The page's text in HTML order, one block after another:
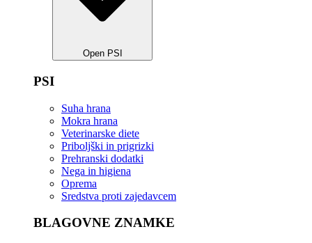
Open PSI
PSI
Suha hrana
Mokra hrana
Veterinarske diete
Priboljški in prigrizki
Prehranski dodatki
Nega in higiena
Oprema
Sredstva proti zajedavcem
BLAGOVNE ZNAMKE